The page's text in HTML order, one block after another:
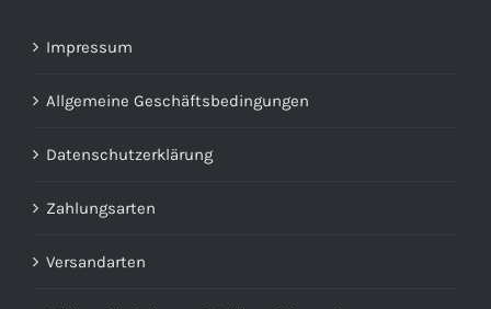
Impressum
Allgemeine Geschäftsbedingungen
Datenschutzerklärung
Zahlungsarten
Versandarten